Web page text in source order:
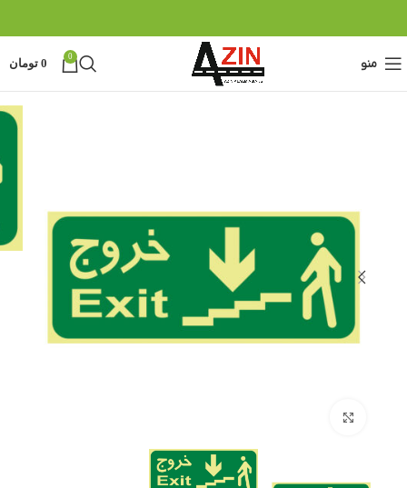
منو 0
0 تومان